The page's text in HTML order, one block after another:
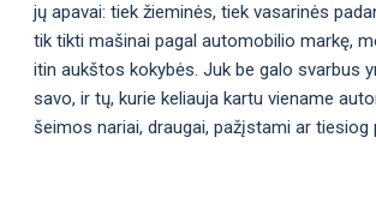
jų apavai: tiek žieminės, tiek vasarinės
tik tikti mašinai pagal automobilio markę,
itin aukštos kokybės. Juk be galo svarbus
savo, ir tų, kurie keliauja kartu viename
šeimos nariai, draugai, pažįstami ar tiesiog